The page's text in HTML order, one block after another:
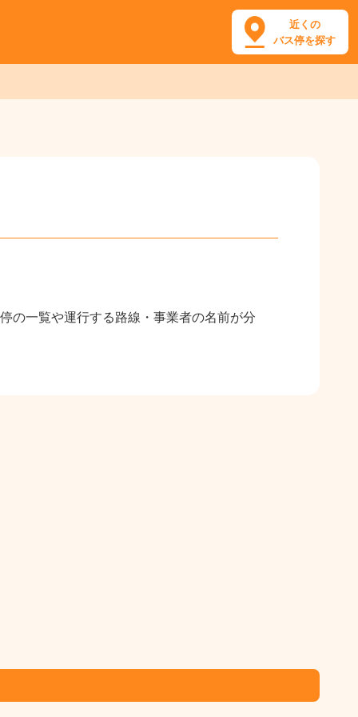
近くの
バス停を探す
の一覧や運行する路線・事業者の名前が分